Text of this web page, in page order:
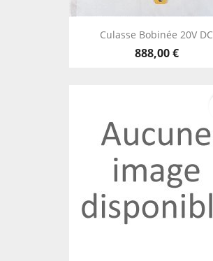
Culasse Bobinée 20V DC
888,00 €